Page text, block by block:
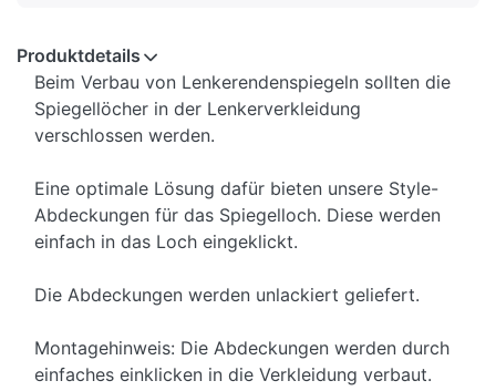
Produktdetails
Beim Verbau von Lenkerendenspiegeln sollten die
Spiegellöcher in der Lenkerverkleidung
verschlossen werden.
Eine optimale Lösung dafür bieten unsere Style-
Abdeckungen für das Spiegelloch. Diese werden
einfach in das Loch eingeklickt.
Die Abdeckungen werden unlackiert geliefert.
Montagehinweis: Die Abdeckungen werden durch
einfaches einklicken in die Verkleidung verbaut.